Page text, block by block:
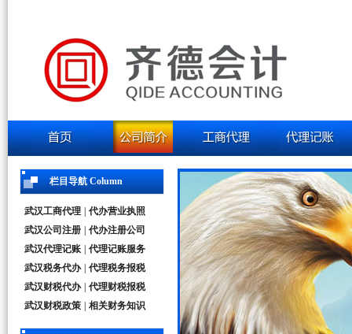
栏目导航 Column
武汉工商代理
代办营业执照
武汉公司注册
代办注册公司
武汉代理记账
代理记账服务
武汉税务代办
代理税务报税
武汉财税代办
代理财税报税
武汉财税政策
相关财务知识